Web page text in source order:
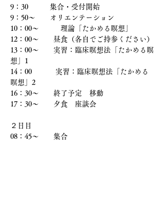
9：30　　　集合・受付開始
9：50〜　　オリエンテーション
10：00〜　　　理論「たかめる瞑想」
12：00～　　昼食（各自でご持参ください）
13：00～　　実習：臨床瞑想法「たかめる瞑
想」1
14：00 　　　実習：臨床瞑想法「たかめる
瞑想」2
16：30〜　　終了予定　移動
17：30〜　　夕食　座談会
２日目
08：45〜　　集合